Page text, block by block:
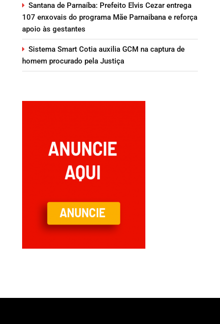
Santana de Parnaíba: Prefeito Elvis Cezar entrega
107 enxovais do programa Mãe Parnaibana e reforça
apoio às gestantes
Sistema Smart Cotia auxilia GCM na captura de
homem procurado pela Justiça